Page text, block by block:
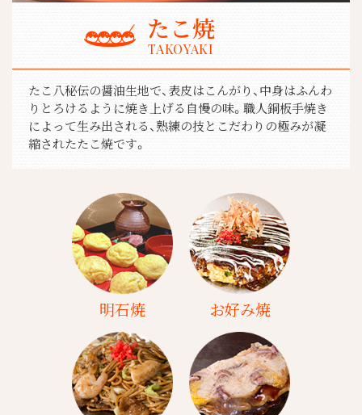
たこ焼
TAKOYAKI
たこ八秘伝の醤油生地で、表皮はこんがり、中身はふんわ
りとろけるように焼き上げる自慢の味。職人銅板手焼き
によって生み出される、熟練の技とこだわりの極みが凝
縮されたたこ焼です。
明石焼 お好み焼